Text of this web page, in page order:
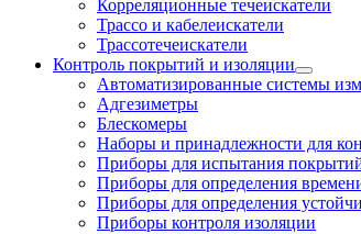
Корреляционные течеискатели
Трассо и кабелеискатели
Трассотечеискатели
Контроль покрытий и изоляции
Автоматизированные системы
Адгезиметры
Блескомеры
Наборы и принадлежности для
Приборы для испытания
Приборы для определения
Приборы для определения
Приборы контроля изоляции